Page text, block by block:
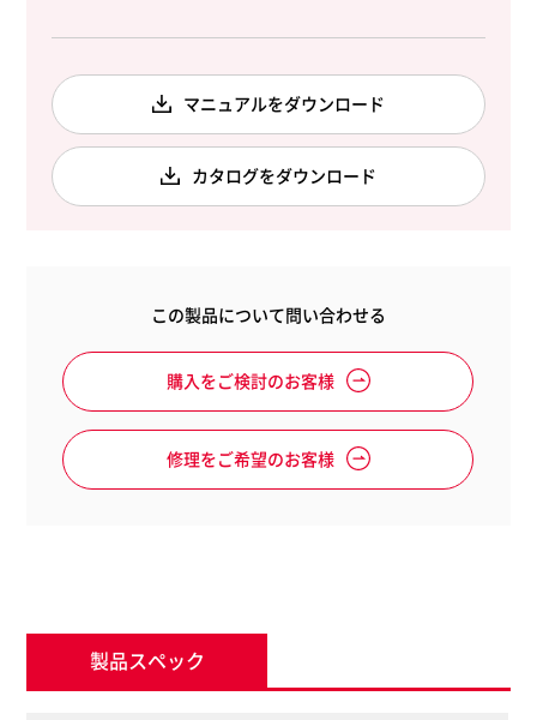
マニュアルをダウンロード
カタログをダウンロード
この製品について問い合わせる
購入をご検討のお客様
修理をご希望のお客様
製品スペック